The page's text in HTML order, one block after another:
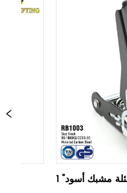
1 "معيار اسئلة مشبك